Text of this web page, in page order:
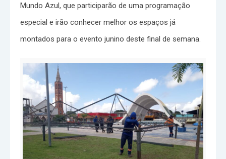
Mundo Azul, que participarão de uma programação
especial e irão conhecer melhor os espaços já
montados para o evento junino deste final de semana.